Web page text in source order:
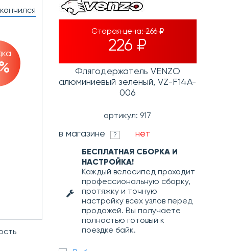
Старая цена:266 ₽
226 ₽
Флягодержатель VENZO
алюминиевый зеленый, VZ-F14A-
006
артикул: 917
в магазине ? нет
БЕСПЛАТНАЯ СБОРКА И
НАСТРОЙКА!
Каждый велосипед проходит
профессиональную сборку,
протяжку и точную
настройку всех узлов перед
продажей. Вы получаете
полностью готовый к
поездке байк.